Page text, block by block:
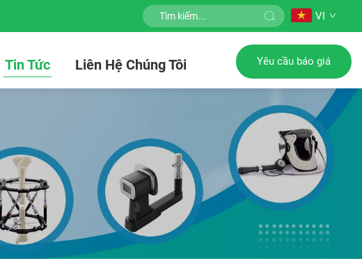
VI
Tin Tức Liên Hệ Chúng Tôi Yêu cầu báo giá